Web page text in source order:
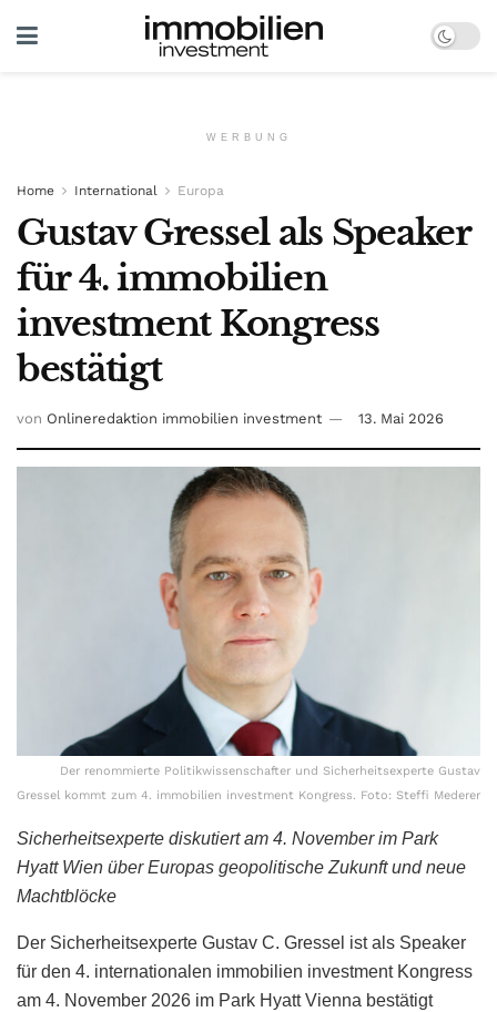
WERBUNG
Home International Europa
Gustav Gressel als Speaker
für 4. immobilien
investment Kongress
bestätigt
von Onlineredaktion immobilien investment 13. Mai 2026
Der renommierte Politikwissenschafter und Sicherheitsexperte Gustav
Gressel kommt zum 4. immobilien investment Kongress. Foto: Steffi Mederer
Sicherheitsexperte diskutiert am 4. November im Park
Hyatt Wien über Europas geopolitische Zukunft und neue
Machtblöcke
Der Sicherheitsexperte Gustav C. Gressel ist als Speaker
für den 4. internationalen immobilien investment Kongress
am 4. November 2026 im Park Hyatt Vienna bestätigt